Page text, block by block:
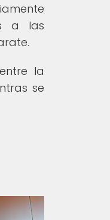
a las
la
se